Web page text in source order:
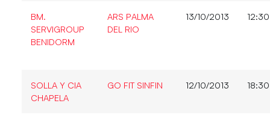
BM.
SERVIGROUP
BENIDORM
ARS PALMA
DEL RIO
13/10/2013 12:30
SOLLA Y CIA
CHAPELA
GO FIT SINFIN 12/10/2013 18:30